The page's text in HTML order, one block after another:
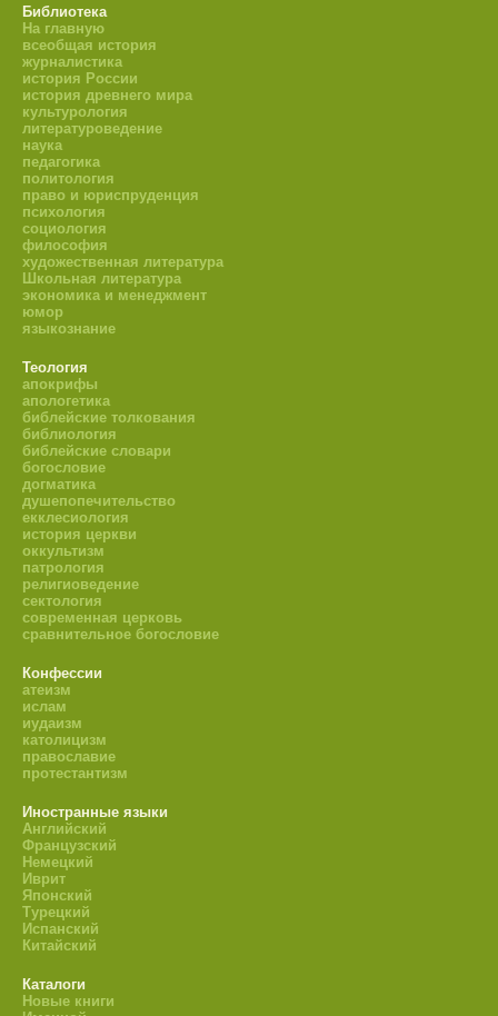
Библиотека
На главную
всеобщая история
журналистика
история России
история древнего мира
культурология
литературоведение
наука
педагогика
политология
право и юриспруденция
психология
социология
философия
художественная литература
Школьная литература
экономика и менеджмент
юмор
языкознание
Теология
апокрифы
апологетика
библейские толкования
библиология
библейские словари
богословие
догматика
душепопечительство
екклесиология
история церкви
оккультизм
патрология
религиоведение
сектология
современная церковь
сравнительное богословие
Конфессии
атеизм
ислам
иудаизм
католицизм
православие
протестантизм
Иностранные языки
Английский
Французский
Немецкий
Иврит
Японский
Турецкий
Испанский
Китайский
Каталоги
Новые книги